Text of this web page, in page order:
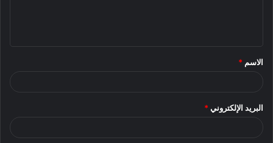
*
الاسم *
البريد الإلكتروني *